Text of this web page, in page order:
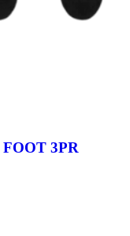
3PR